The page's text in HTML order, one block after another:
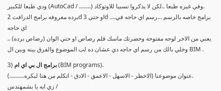
ودي طبعا للكبير (AutoCad / ........) وفي غيره طبعا ..لكن لا يذكروا نسبيا للاوتوكاد.
برده معروفه برامج الدرافت 2d او حتي 3d ....برامج خاصه بالرسم ...رسم اي حاجه في
اي حاجه
يعني من الاخر لوحه مفتوحه وحضرتك ماسك قلم رصاص او حتي الوان (رصاص برده) ..
وخلي بالك من رسم اي حاجه دي عشان ده لب الموضوع والفرق بينه وبين ال BIM .
3) برامج ال بي اي ام(BIM programs).
عنوان موضوعنا (الاخطر - الاسهل - الاعمق - الادق - اتكلم من هنا لبكره..........).
زي ايه يا بشمهندس /